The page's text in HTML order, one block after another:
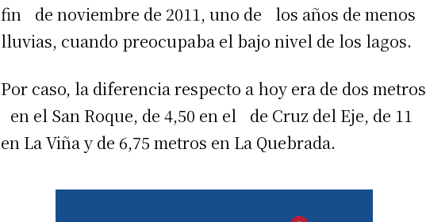
fin de noviembre de 2011, uno de los años de menos
lluvias, cuando preocupaba el bajo nivel de los lagos.
Por caso, la diferencia respecto a hoy era de dos metros
en el San Roque, de 4,50 en el de Cruz del Eje, de 11
en La Viña y de 6,75 metros en La Que­brada.